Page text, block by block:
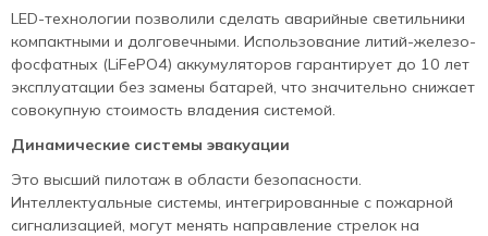
LED-технологии позволили сделать аварийные светильники
компактными и долговечными. Использование литий-железо-
фосфатных (LiFePO4) аккумуляторов гарантирует до 10 лет
эксплуатации без замены батарей, что значительно снижает
совокупную стоимость владения системой.
Динамические системы эвакуации
Это высший пилотаж в области безопасности.
Интеллектуальные системы, интегрированные с пожарной
сигнализацией, могут менять направление стрелок на